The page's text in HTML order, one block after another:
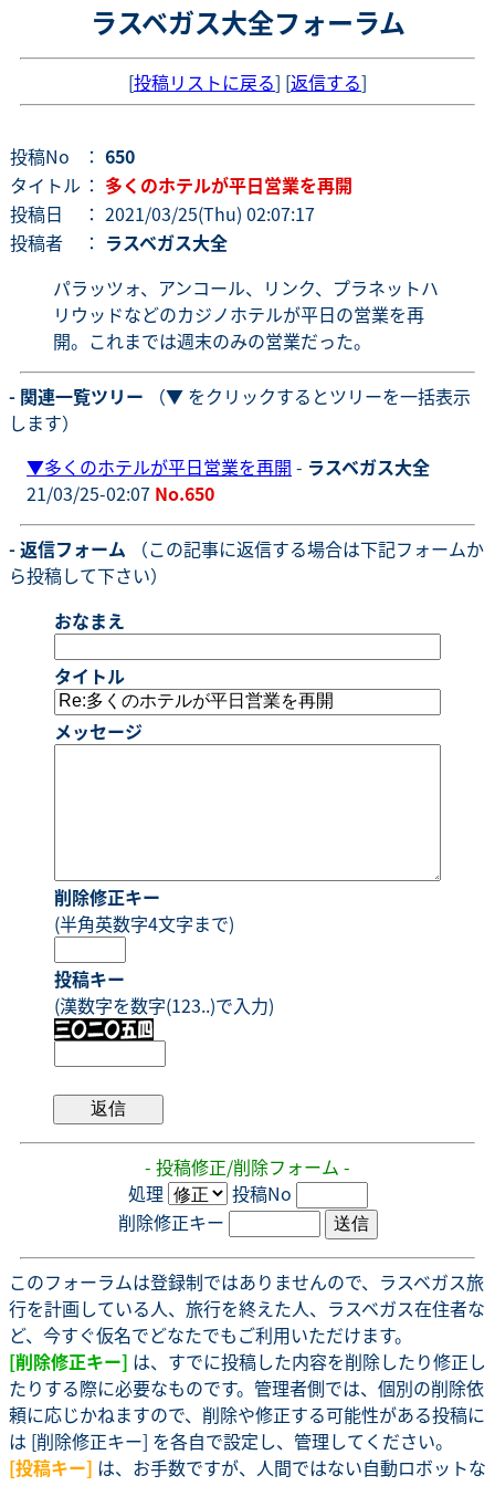
ラスベガス大全フォーラム
[投稿リストに戻る] [返信する]
投稿No ： 650
タイトル ： 多くのホテルが平日営業を再開
投稿日
： 2021/03/25(Thu) 02:07:17
投稿者
： ラスベガス大全
パラッツォ、アンコール、リンク、プラネットハ
リウッドなどのカジノホテルが平日の営業を再
開。これまでは週末のみの営業だった。
- 関連一覧ツリー （▼ をクリックするとツリーを一括表示
します）
▼多くのホテルが平日営業を再開 - ラスベガス大全
21/03/25-02:07 No.650
- 返信フォーム （この記事に返信する場合は下記フォームか
ら投稿して下さい）
おなまえ
タイトル
メッセージ
削除修正キー
(半角英数字4文字まで)
投稿キー
(漢数字を数字(123..)で入力)
- 投稿修正/削除フォーム -
処理
投稿No
削除修正キー
このフォーラムは登録制ではありませんので、ラスベガス旅
行を計画している人、旅行を終えた人、ラスベガス在住者な
ど、今すぐ仮名でどなたでもご利用いただけます。
[削除修正キー] は、すでに投稿した内容を削除したり修正し
たりする際に必要なものです。管理者側では、個別の削除依
頼に応じかねますので、削除や修正する可能性がある投稿に
は [削除修正キー] を各自で設定し、管理してください。
[投稿キー] は、お手数ですが、人間ではない自動ロボットな